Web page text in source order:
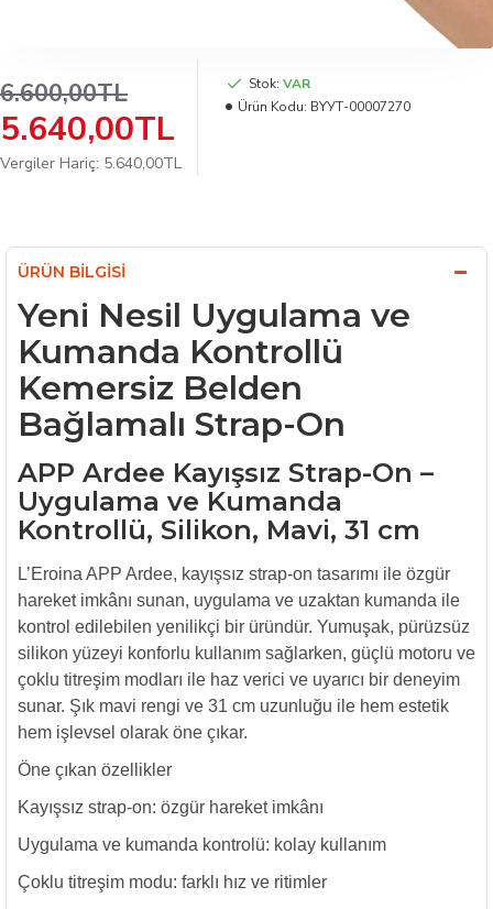
5.640,00TL
6.600,00TL
Vergiler Hariç: 5.640,00TL
Stok: VAR
Ürün Kodu: BYУТ-00007270
ÜRÜN BILGISI
Yeni Nesil Uygulama ve
Kumanda Kontrollü
Kemersiz Belden
Bağlamalı Strap-On
APP Ardee Kayışsız Strap-On –
Uygulama ve Kumanda
Kontrollü, Silikon, Mavi, 31 cm
L’Eroina APP Ardee, kayışsız strap-on tasarımı ile özgür
hareket imkânı sunan, uygulama ve uzaktan kumanda ile
kontrol edilebilen yenilikçi bir üründür. Yumuşak, pürüzsüz
silikon yüzeyi konforlu kullanım sağlarken, güçlü motoru ve
çoklu titreşim modları ile haz verici ve uyarıcı bir deneyim
sunar. Şık mavi rengi ve 31 cm uzunluğu ile hem estetik
hem işlevsel olarak öne çıkar.
Öne çıkan özellikler
Kayışsız strap-on: özgür hareket imkânı
Uygulama ve kumanda kontrolü: kolay kullanım
Çoklu titreşim modu: farklı hız ve ritimler